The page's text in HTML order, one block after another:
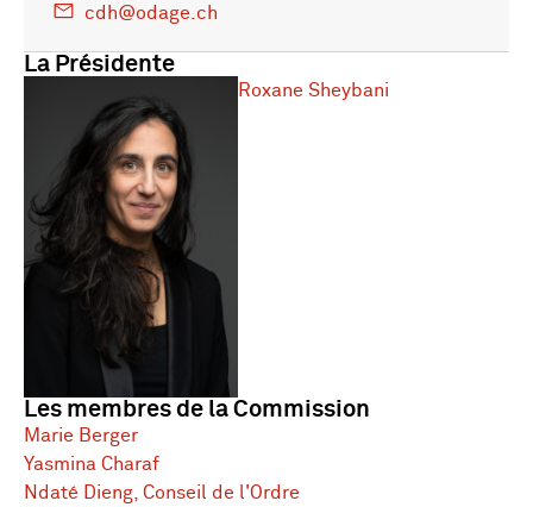
cdh@odage.ch
La Présidente
Roxane Sheybani
Les membres de la Commission
Marie Berger
Yasmina Charaf
Ndaté Dieng, Conseil de l'Ordre